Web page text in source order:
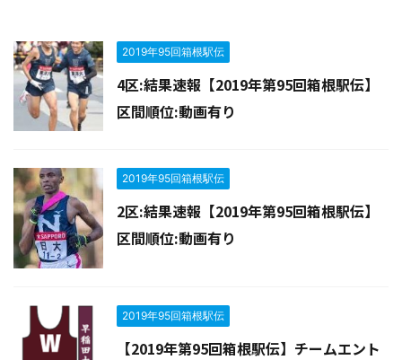
2019年95回箱根駅伝
4区:結果速報【2019年第95回箱根駅伝】
区間順位:動画有り
2019年95回箱根駅伝
2区:結果速報【2019年第95回箱根駅伝】
区間順位:動画有り
2019年95回箱根駅伝
【2019年第95回箱根駅伝】チームエント